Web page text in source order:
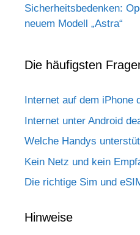
Sicherheitsbedenken:
neuem Modell „Astra“
Die häufigsten
Internet auf dem iPhone
Internet unter Android
Welche Handys
Kein Netz und kein
Die richtige Sim und
Hinweise